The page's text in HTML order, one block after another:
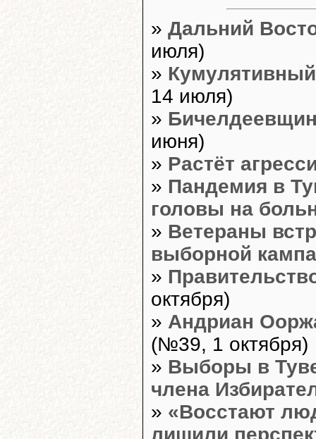
» Дальний
июля)
»
14 июля)
»
июня)
» Растёт
» Пандемия в
головы на
» Ветераны
выборной
»
октября)
» Андриан
(№39, 1 октября)
» Выборы в
члена
» «Восстают
лишили